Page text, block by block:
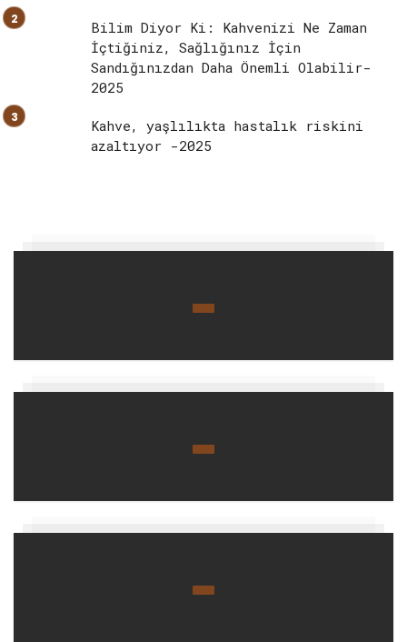
Bilim Diyor Ki: Kahvenizi Ne Zaman
İçtiğiniz, Sağlığınız İçin
Sandığınızdan Daha Önemli Olabilir-
2025
Kahve, yaşlılıkta hastalık riskini
azaltıyor -2025